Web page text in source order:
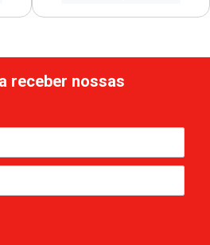
receber nossas